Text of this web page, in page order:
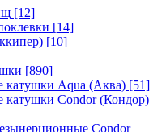
[12]
[14]
[10]
[890]
катушки Aqua (Аква) [51]
катушки Condor (Кондор)
Condor